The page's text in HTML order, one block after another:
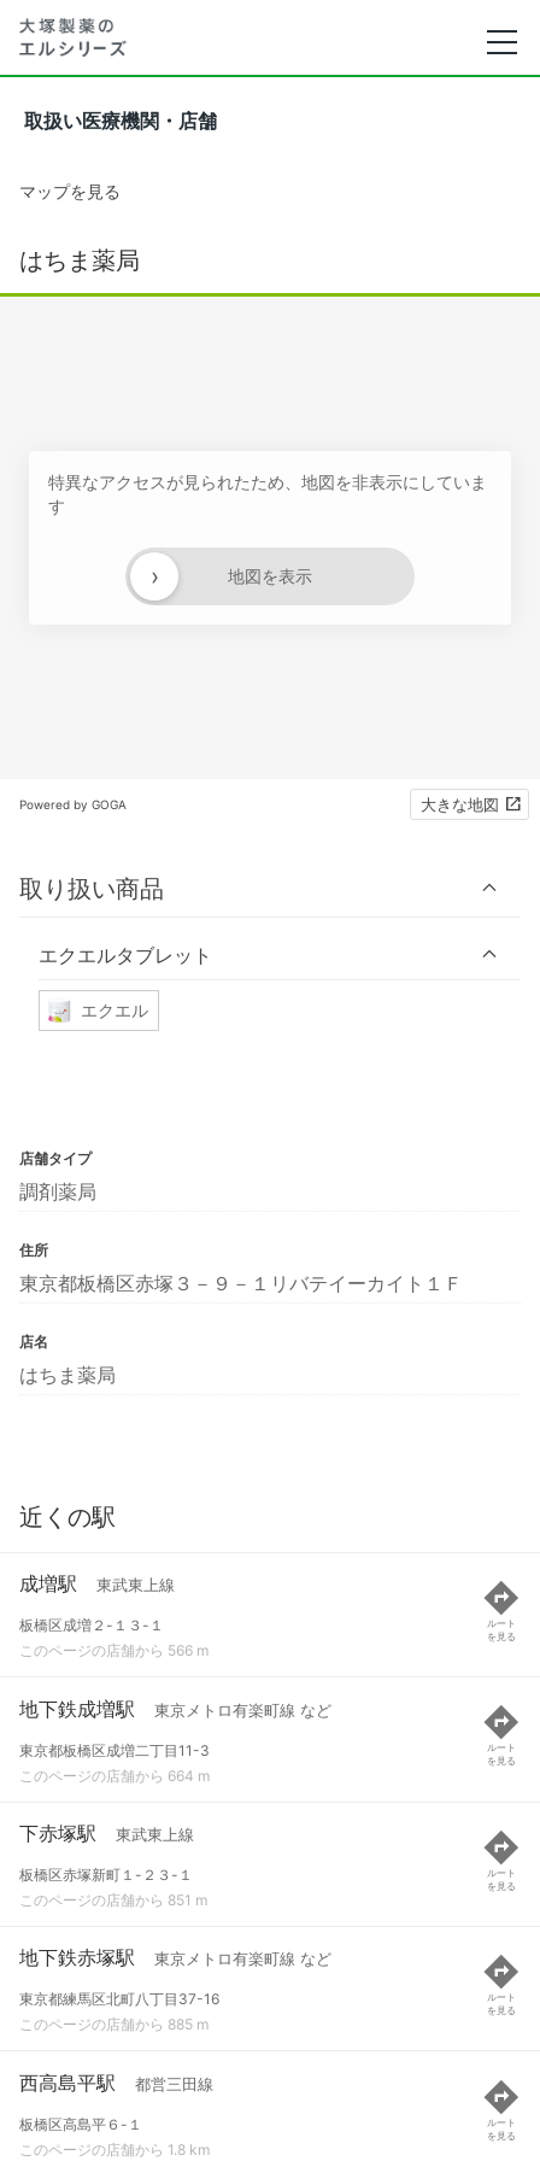
取扱い医療機関・店舗
マップを見る
はちま薬局
特異なアクセスが見られたため、地図を非表示にしていま
す
地図を表示
›
Powered by GOGA 大きな地図
取り扱い商品
エクエルタブレット
エクエル
店舗タイプ
調剤薬局
住所
東京都板橋区赤塚３－９－１リバテイーカイト１Ｆ
店名
はちま薬局
近くの駅
成増駅 東武東上線
板橋区成増２-１３-１
このページの店舗から 566 m
ルート
を見る
地下鉄成増駅 東京メトロ有楽町線 など
東京都板橋区成増二丁目11-3
このページの店舗から 664 m
ルート
を見る
下赤塚駅 東武東上線
板橋区赤塚新町１-２３-１
このページの店舗から 851 m
ルート
を見る
地下鉄赤塚駅 東京メトロ有楽町線 など
東京都練馬区北町八丁目37-16
このページの店舗から 885 m
ルート
を見る
西高島平駅 都営三田線
板橋区高島平６-１
このページの店舗から 1.8 km
ルート
を見る